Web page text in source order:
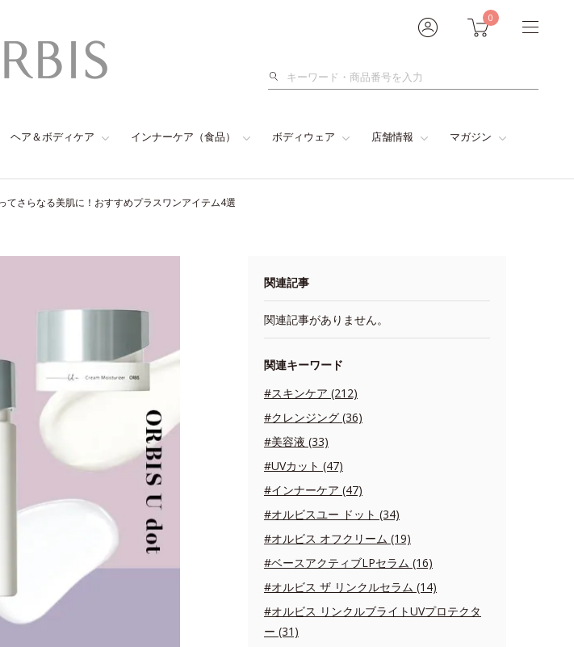
0
検
ヘア＆ボディケア インナーケア（食品） ボディウェア 店舗情報 マガジン
てさらなる美肌に！おすすめプラスワンアイテム4選
関連記事
関連記事がありません。
関連キーワード
#スキンケア (212)
#クレンジング (36)
#美容液 (33)
#UVカット (47)
#インナーケア (47)
#オルビスユー ドット (34)
#オルビス オフクリーム (19)
#ベースアクティブLPセラム (16)
#オルビス ザ リンクルセラム (14)
#オルビス リンクルブライトUVプロテクタ
ー (31)